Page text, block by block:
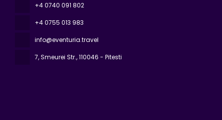
+4 0740 091 802
+4 0755 013 983
info@eventuria.travel
7, Smeurei Str., 110046 - Pitesti